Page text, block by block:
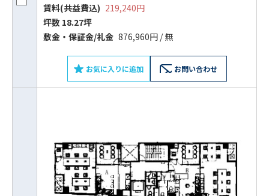
賃料(共益費込) 219,240円
坪数 18.27坪
敷⾦‧保証⾦/礼⾦ 876,960円 / 無
お気に入りに追加 お問い合わせ